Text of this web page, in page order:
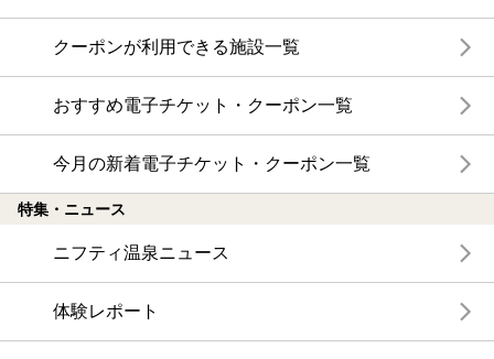
クーポンが利用できる施設一覧
おすすめ電子チケット・クーポン一覧
今月の新着電子チケット・クーポン一覧
特集・ニュース
ニフティ温泉ニュース
体験レポート